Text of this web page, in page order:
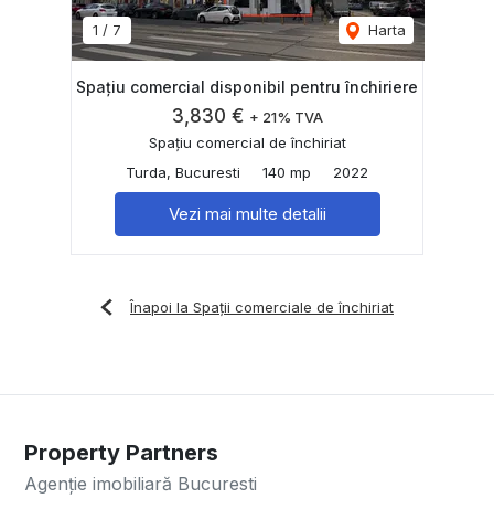
1 / 7 Harta
Spațiu comercial disponibil pentru închiriere
3,830 € + 21% TVA
Spațiu comercial de închiriat
Turda, Bucuresti
140 mp 2022
Vezi mai multe detalii
Înapoi la Spații comerciale de închiriat
Property Partners
Agenție imobiliară Bucuresti